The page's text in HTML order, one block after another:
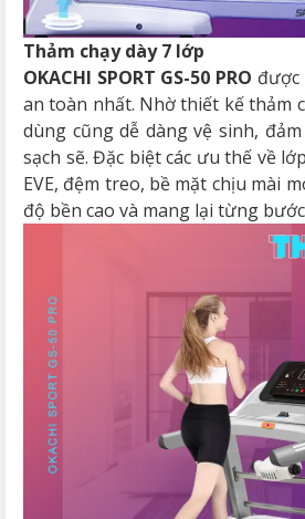
Thảm chạy dày 7 lớp
OKACHI SPORT GS-50 PRO được
an toàn nhất. Nhờ thiết kế thảm
dùng cũng dễ dàng vệ sinh,
sạch sẽ. Đặc biệt các ưu thế về
EVE, đệm treo, bề mặt chịu mài
độ bền cao và mang lại từng